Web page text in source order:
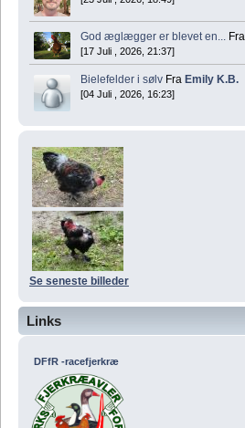
God æglægger er blevet en... Fra
[17 Juli , 2026, 21:37]
Bielefelder i sølv Fra Emily K.B.
[04 Juli , 2026, 16:23]
Se seneste billeder
Links
DFfR -racefjerkræ